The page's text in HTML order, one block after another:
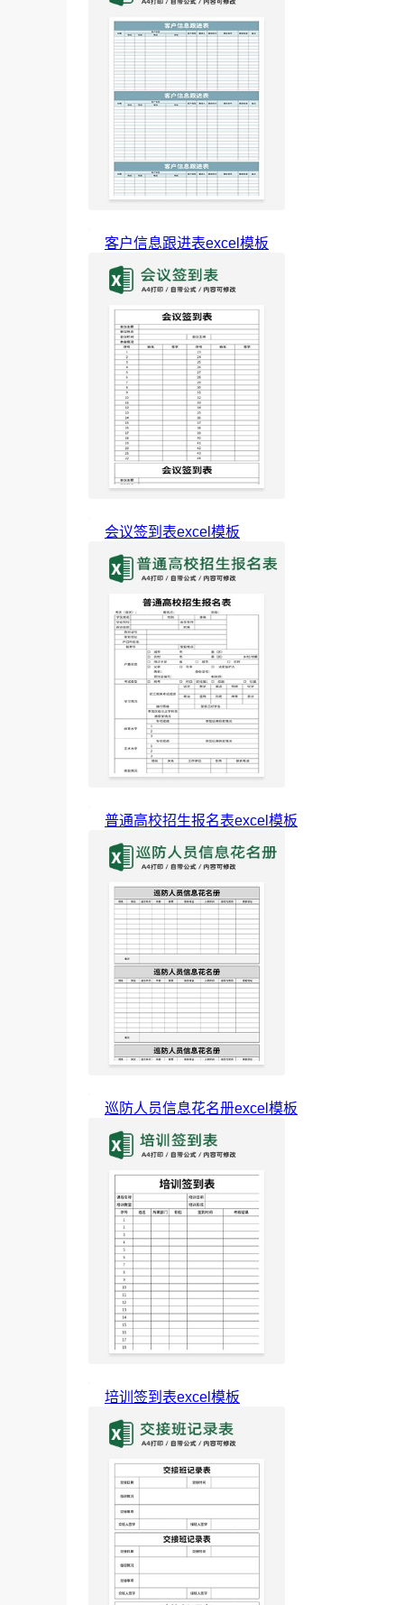
客户信息跟进表excel模板
会议签到表excel模板
普通高校招生报名表excel模板
巡防人员信息花名册excel模板
培训签到表excel模板